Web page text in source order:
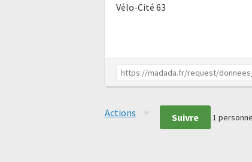
Vélo-Cité 63
Actions Suivre 1